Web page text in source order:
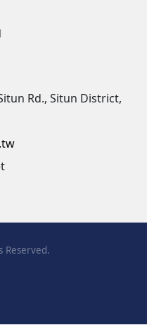
Rd., Situn District,
Reserved.